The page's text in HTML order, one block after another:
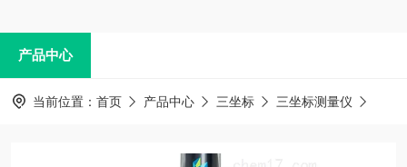
产品中心
当前位置： 首页 产品中心 三坐标 三坐标测量仪